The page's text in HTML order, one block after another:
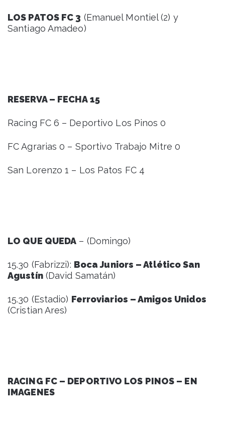
LOS PATOS FC 3 (Emanuel Montiel (2) y
Santiago Amadeo)
RESERVA – FECHA 15
Racing FC 6 – Deportivo Los Pinos 0
FC Agrarias 0 – Sportivo Trabajo Mitre 0
San Lorenzo 1 – Los Patos FC 4
LO QUE QUEDA – (Domingo)
15.30 (Fabrizzi): Boca Juniors – Atlético San
Agustín(David Samatán)
15.30 (Estadio) Ferroviarios – Amigos Unidos
(Cristian Ares)
RACING FC – DEPORTIVO LOS PINOS – EN
IMAGENES